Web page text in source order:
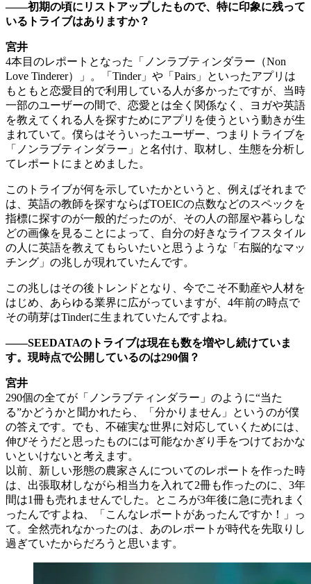
――初期の頃にリストアップしたもので、特に印象に残って
いるトライブはありますか？
宮井
4本目のレポートとなった「ノンラブティンダラー（Non
Love Tinderer）」。「Tinder」や「Pairs」といったアプリは
もともと恋愛目的で利用している人が多かったですが、当時
一部のユーザーの間で、恋愛とは全く関係なく、ヨガや英語
を教えてくれる人を探すためにアプリを使うという動きが生
まれていて。僕らはそういったユーザー、つまりトライブを
「ノンラブティンダラー」と名付け、取材し、生態を分析し
てレポートにまとめました。
このトライブが何を示していたかというと、例えばそれまで
は、英語の教師を探すならばTOEICの点数などのスペックを
指標に探すのが一般的だったのが、その人の部屋や暮らしな
どの画像を見ることによって、自分の好きなライフスタイル
の人に英語を教えてもらいたいと思うような「右脳的なマッ
チング」の兆しが現れていたんです。
この兆しはその後トレンドとなり、今でこそ不動産や人材を
はじめ、あらゆる業界に広がっていますが、4年前の時点で
その萌芽はTinderに生まれていたんですよね。
――SEEDATAのトライブは現在も数を増やし続けていま
す。現時点で公開しているのは290個？
宮井
290個の全てが「ノンラブティンダラー」のように“当た
る”かどうかと聞かれたら、「分かりません」というのが僕
の答えです。でも、不確実な世界に対応していくためには、
伸びそうだと思ったものには可能なかぎり手をつけておかな
いといけないと考えます。
以前、新しい形態の農家さんについてのレポートを作った時
は、出張取材しながら相当力を入れて2冊も作ったのに、3年
間は1冊も売れませんでした。ところが3年後に急に売れまく
ったんですよね、「こんなレポートがあったんですか！」っ
て。全然売れなかったのは、あのレポートが時代を先取りし
過ぎていたからだろうと思います。